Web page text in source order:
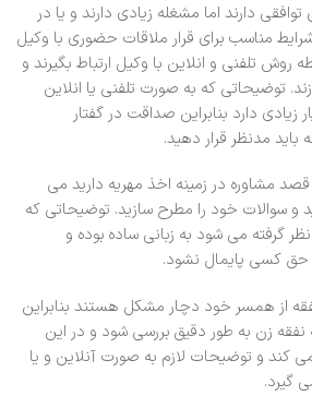
دارند اما مشغله زیادی دارند و یا در
مناسب برای قرار ملاقات حضوری با وکیل
روش تلفنی و انلاین با وکیل ارتباط بگیرند و
توضیحاتی که به صورت تلفنی یا انلاین
دارد بنابراین صداقت در گفتار
مدنظر قرار دهید.
مشاوره در زمینه اخذ مهریه دارید می
و سوالات خود را مطرح سازید. توضیحاتی که
گرفته می شود به زبانی ساده بوده و
حق کسی پایمال نشود.
از همسر خود دچار مشکل هستند بنابراین
زن به طور دقیق بررسی شود و در این
کند و توضیحات لازم به صورت آنلاین و یا
گیرد.